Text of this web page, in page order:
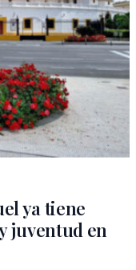
ya tiene
juventud en